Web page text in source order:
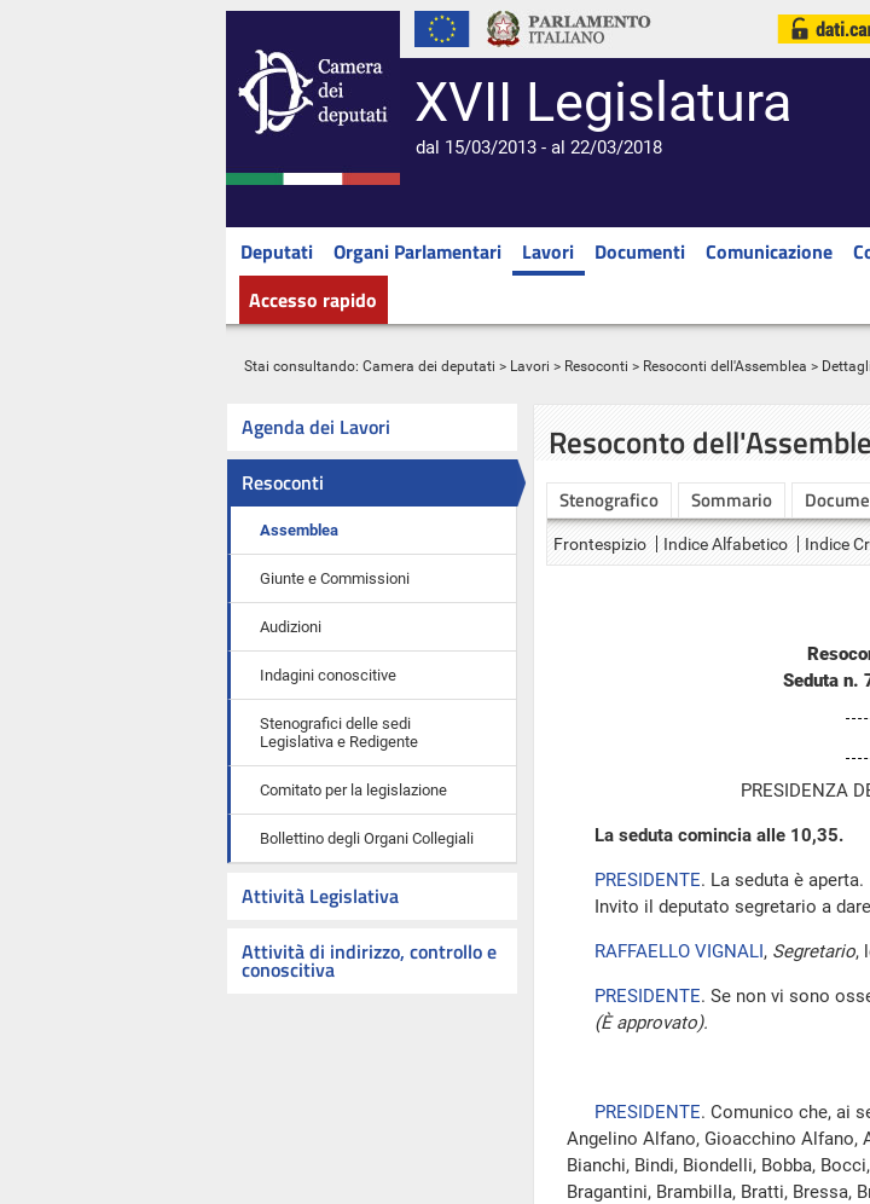
XVII Legislatura
dal 15/03/2013 - al 22/03/2018
Deputati Organi Parlamentari Lavori Documenti Comunicazione
Accesso rapido
Stai consultando: Camera dei deputati > Lavori > Resoconti > Resoconti dell'Assemblea >
Agenda dei Lavori
Resoconti
Assemblea
Giunte e Commissioni
Audizioni
Indagini conoscitive
Stenografici delle sedi
Legislativa e Redigente
Comitato per la legislazione
Bollettino degli Organi Collegiali
Attività Legislativa
Attività di indirizzo, controllo e
conoscitiva
Resoconto
Stenografico Sommario
Frontespizio Indice Alfabetico Indice
Seduta n.
PRESIDENZA
La seduta comincia alle 10,35.
PRESIDENTE. La seduta è aperta.
Invito il deputato segretario a dare
RAFFAELLO VIGNALI, Segretario,
PRESIDENTE. Se non vi sono
(È approvato).
PRESIDENTE. Comunico che, ai
Angelino Alfano, Gioacchino Alfano,
Bianchi, Bindi, Biondelli, Bobba,
Bragantini, Brambilla, Bratti, Bressa,